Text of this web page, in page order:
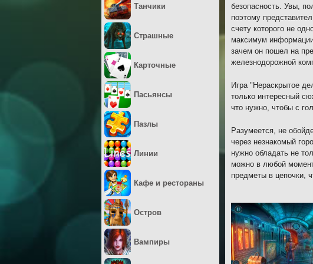
безопасность. Увы,
поэтому
счету которого не
максимум
зачем он пошел на
железнодорожной
Игра "Нераскрытое
только интересный
что нужно, чтобы с
Разумеется, не
через незнакомый
нужно обладать не
можно в любой
предметы в цепочки,
Танчики
Страшные
Карточные
Пасьянсы
Пазлы
Линии
Кафе и рестораны
Остров
Вампиры